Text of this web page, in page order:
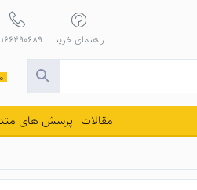
0
راهنمای خرید
مقالات پرسش های